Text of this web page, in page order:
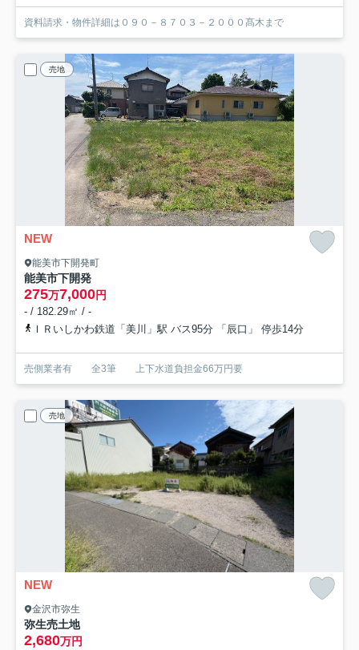
資料請求・物件詳細は０９０－８７０３－２０００髙木まで
売地
NEW
能美市下開発町
能美市下開発
275万7,000円
- / 182.29㎡ / -
ＩＲいしかわ鉄道「美川」駅 バス95分 「辰口」 停歩14分
売側業者有 全3筆 上下水道負担金66万円要
売地
NEW
金沢市弥生
弥生売土地
2,680万円